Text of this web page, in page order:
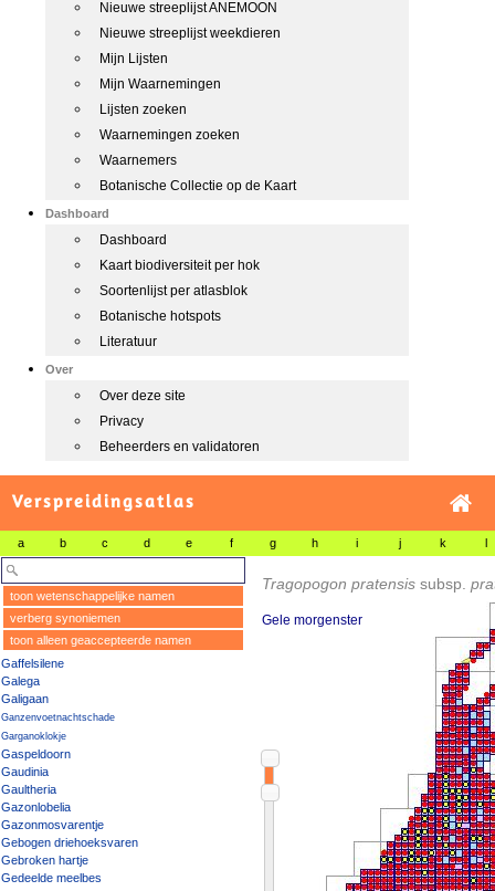
Nieuwe streeplijst ANEMOON
Nieuwe streeplijst weekdieren
Mijn Lijsten
Mijn Waarnemingen
Lijsten zoeken
Waarnemingen zoeken
Waarnemers
Botanische Collectie op de Kaart
Dashboard
Dashboard
Kaart biodiversiteit per hok
Soortenlijst per atlasblok
Botanische hotspots
Literatuur
Over
Over deze site
Privacy
Beheerders en validatoren
Verspreidingsatlas
a b c d e f g h i j k l
toon wetenschappelijke namen
verberg synoniemen
toon alleen geaccepteerde namen
Gaffelsilene
Galega
Galigaan
Ganzenvoetnachtschade
Garganoklokje
Gaspeldoorn
Gaudinia
Gaultheria
Gazonlobelia
Gazonmosvarentje
Gebogen driehoeksvaren
Gebroken hartje
Gedeelde meelbes
Tragopogon pratensis subsp.
Gele morgenster